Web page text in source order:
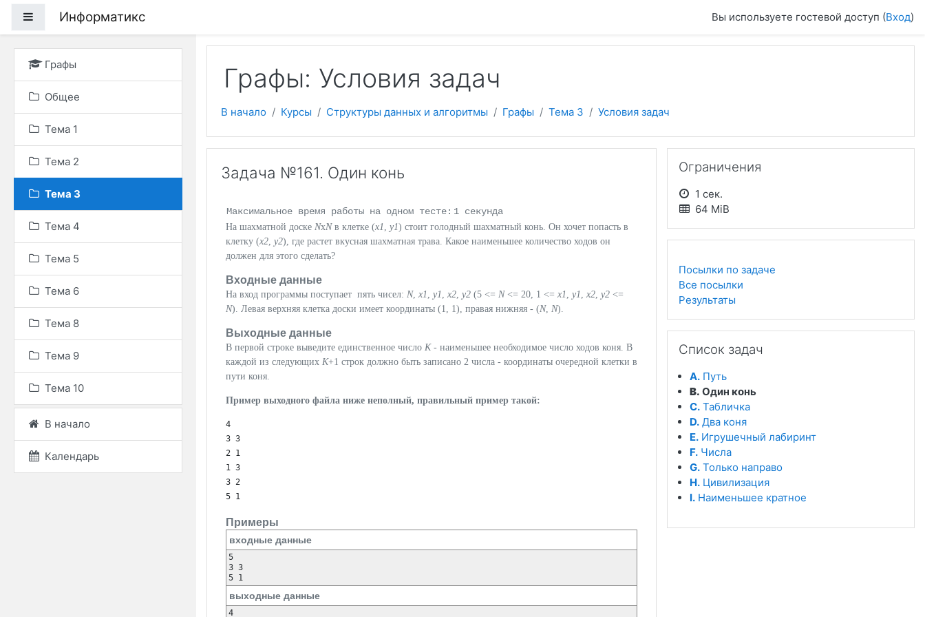
Боковая панель
Информатикс Вы используете гостевой доступ (Вход)
Графы
Общее
Тема 1
Тема 2
Тема 3
Тема 4
Тема 5
Тема 6
Тема 8
Тема 9
Тема 10
В начало
Календарь
Графы: Условия задач
В начало Курсы Структуры данных и алгоритмы Графы Тема 3 Условия задач
Задача №161. Один конь
Максимальное время работы на одном тесте: 1 секунда
На шахматной доске NxNв клетке (x1, y1) стоит голодный шахматный конь. Он хочет попасть в
клетку (x2, y2), где растет вкусная шахматная трава. Какое наименьшее количество ходов он
должен для этого сделать?
Входные данные
На вход программы поступает пять чисел: N, x1, y1, x2, y2 (5 <= N<= 20, 1 <= x1, y1, x2, y2 <=
N). Левая верхняя клетка доски имеет координаты (1, 1), правая нижняя - (N, N).
Выходные данные
В первой строке выведите единственное число K- наименьшее необходимое число ходов коня. В
каждой из следующих K+1 строк должно быть записано 2 числа - координаты очередной клетки в
пути коня.
Пример выходного файла ниже неполный, правильный пример такой:
4
3 3
2 1
1 3
3 2
Примеры
входные данные
5
3 3
5 1
выходные данные
4
Ограничения
1 сек.
64 MiB
Посылки по задаче
Все посылки
Результаты
Список задач
A. Путь
B. Один конь
C. Табличка
D. Два коня
E. Игрушечный лабиринт
F. Числа
G. Только направо
H. Цивилизация
I. Наименьшее кратное